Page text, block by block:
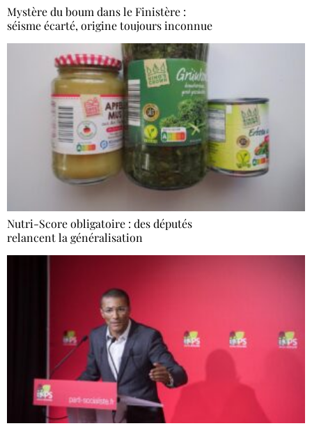
Mystère du boum dans le Finistère :
séisme écarté, origine toujours inconnue
Nutri-Score obligatoire : des députés
relancent la généralisation